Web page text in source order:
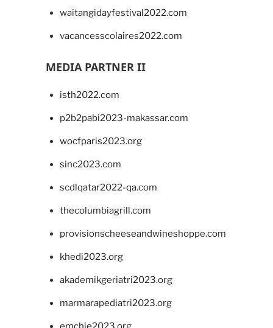
waitangidayfestival2022.com
vacancesscolaires2022.com
MEDIA PARTNER II
isth2022.com
p2b2pabi2023-makassar.com
wocfparis2023.org
sinc2023.com
scdlqatar2022-qa.com
thecolumbiagrill.com
provisionscheeseandwineshoppe.com
khedi2023.org
akademikgeriatri2023.org
marmarapediatri2023.org